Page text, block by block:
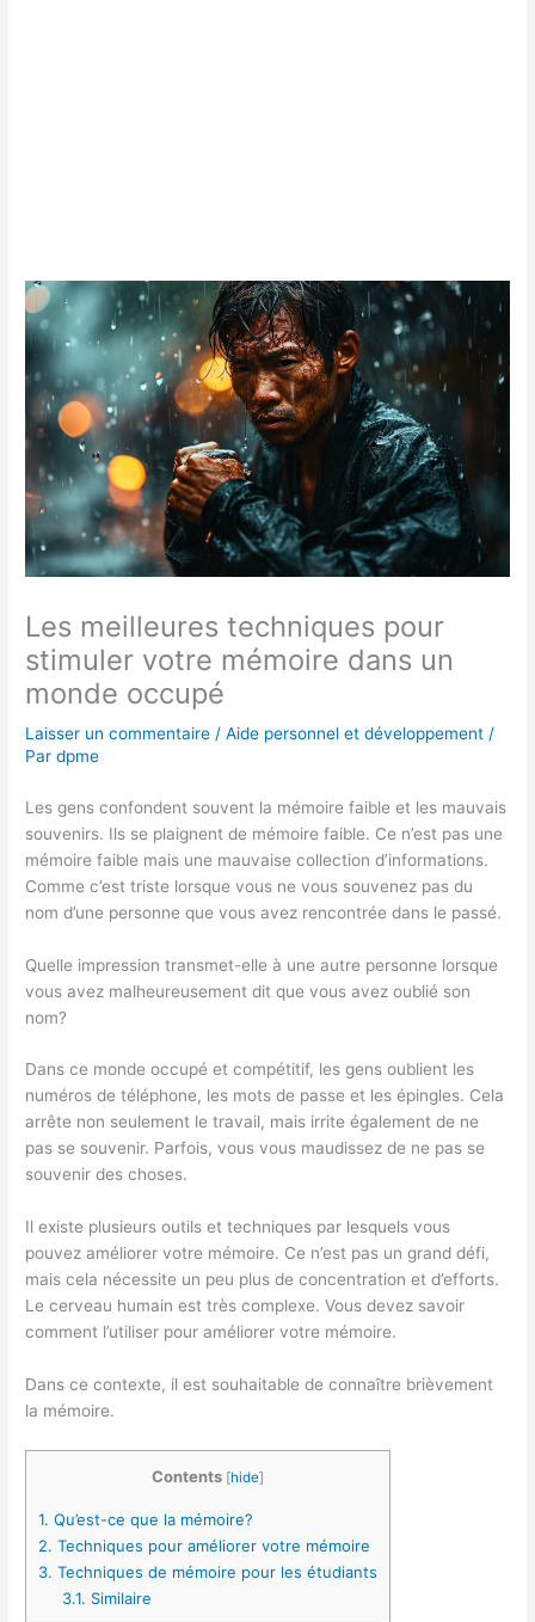
Les meilleures techniques pour
stimuler votre mémoire dans un
monde occupé
Laisser un commentaire /Aide personnel et développement /
Pardpme
Les gens confondent souvent la mémoire faible et les mauvais
souvenirs. Ils se plaignent de mémoire faible. Ce n’est pas une
mémoire faible mais une mauvaise collection d’informations.
Comme c’est triste lorsque vous ne vous souvenez pas du
nom d’une personne que vous avez rencontrée dans le passé.
Quelle impression transmet-elle à une autre personne lorsque
vous avez malheureusement dit que vous avez oublié son
nom?
Dans ce monde occupé et compétitif, les gens oublient les
numéros de téléphone, les mots de passe et les épingles. Cela
arrête non seulement le travail, mais irrite également de ne
pas se souvenir. Parfois, vous vous maudissez de ne pas se
souvenir des choses.
Il existe plusieurs outils et techniques par lesquels vous
pouvez améliorer votre mémoire. Ce n’est pas un grand défi,
mais cela nécessite un peu plus de concentration et d’efforts.
Le cerveau humain est très complexe. Vous devez savoir
comment l’utiliser pour améliorer votre mémoire.
Dans ce contexte, il est souhaitable de connaître brièvement
la mémoire.
Contents [hide]
1. Qu’est-ce que la mémoire?
2. Techniques pour améliorer votre mémoire
3. Techniques de mémoire pour les étudiants
3.1. Similaire